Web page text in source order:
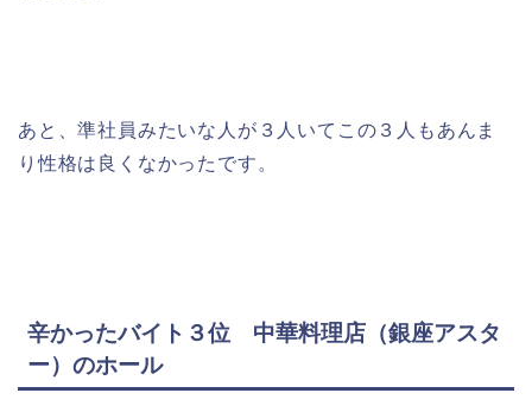
あと、準社員みたいな人が３人いてこの３人もあんま
り性格は良くなかったです。
辛かったバイト３位 中華料理店（銀座アスタ
ー）のホール